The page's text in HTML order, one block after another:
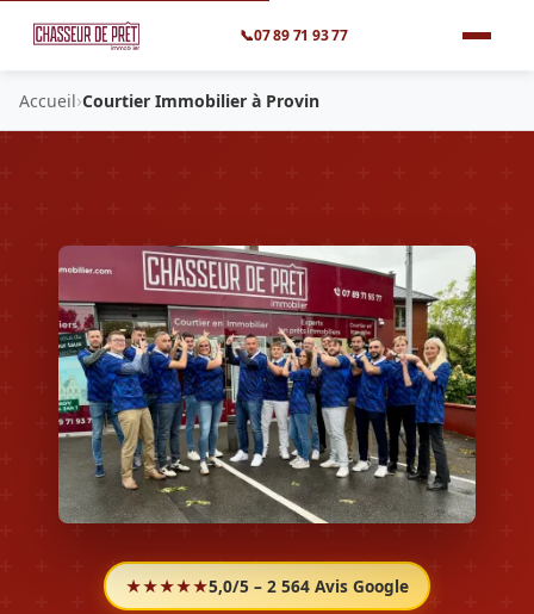
📞07 89 71 93 77
Accueil›Courtier Immobilier à Provin
★★★★★5,0/5 – 2 564 Avis Google